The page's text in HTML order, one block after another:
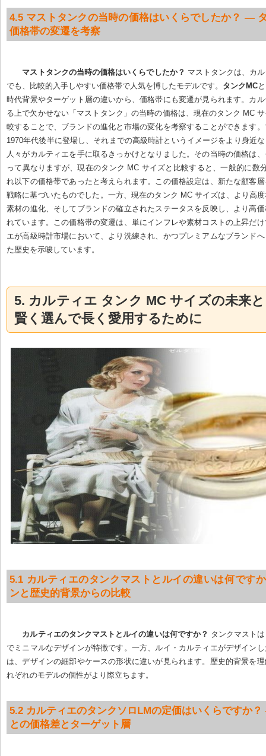
4.5 マストタンクの当時の価格はいくらでしたか？ —
価格帯の変遷を考察
マストタンクの当時の価格はいくらでしたか？ マストタンクは、カ
でも、比較的入手しやすい価格帯で人気を博したモデルです。 タンクMC
時代背景やターゲット層の違いから、価格帯にも変遷が見られます。カ
る上で欠かせない「マストタンク」の当時の価格は、現在のタンク MC
較することで、ブランドの進化と市場の変化を考察することができます
1970年代後半に登場し、それまでの高級時計というイメージをより身近
人々がカルティエを手に取るきっかけとなりました。その当時の価格は
って異なりますが、現在のタンク MC サイズと比較すると、一般的に数
れ以下の価格帯であったと考えられます。この価格設定は、新たな顧客
戦略に基づいたものでした。一方、現在のタンク MC サイズは、より高
素材の進化、そしてブランドの確立されたステータスを反映し、より高
れています。この価格帯の変遷は、単にインフレや素材コストの上昇だ
エが高級時計市場において、より洗練され、かつプレミアムなブランド
た歴史を示唆しています。
5. カルティエ タンク MC サイズの未来
賢く選んで長く愛用するために
5.1 カルティエのタンクマストとルイの違いは何です
ンと歴史的背景からの比較
カルティエのタンクマストとルイの違いは何ですか？ タンクマスト
でミニマルなデザインが特徴です。一方、ルイ・カルティエがデザイン
は、デザインの細部やケースの形状に違いが見られます。歴史的背景を
れぞれのモデルの個性がより際立ちます。
5.2 カルティエのタンクソロLMの定価はいくらですか
との価格差とターゲット層